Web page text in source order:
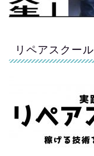
リペアスクール